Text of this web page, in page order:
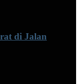
di Jalan